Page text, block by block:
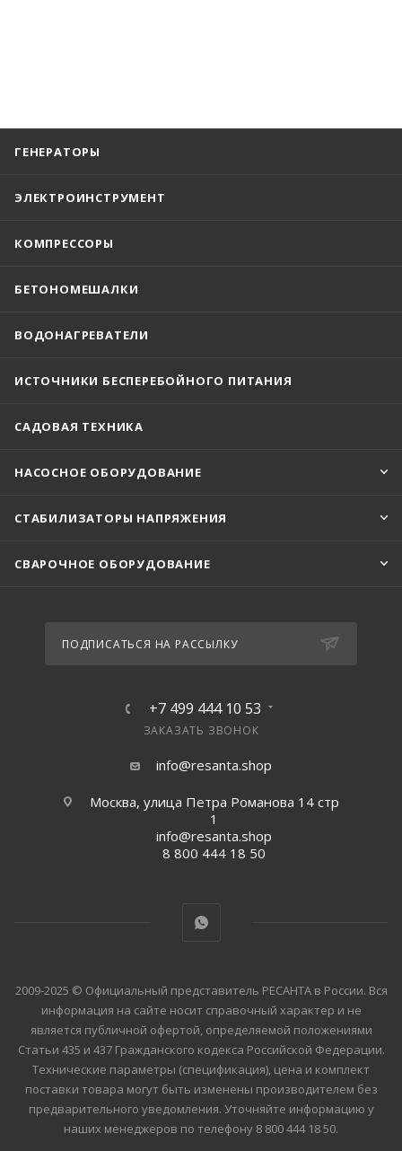
ГЕНЕРАТОРЫ
ЭЛЕКТРОИНСТРУМЕНТ
КОМПРЕССОРЫ
БЕТОНОМЕШАЛКИ
ВОДОНАГРЕВАТЕЛИ
ИСТОЧНИКИ БЕСПЕРЕБОЙНОГО ПИТАНИЯ
САДОВАЯ ТЕХНИКА
НАСОСНОЕ ОБОРУДОВАНИЕ
СТАБИЛИЗАТОРЫ НАПРЯЖЕНИЯ
СВАРОЧНОЕ ОБОРУДОВАНИЕ
ПОДПИСАТЬСЯ НА РАССЫЛКУ
+7 499 444 10 53
ЗАКАЗАТЬ ЗВОНОК
info@resanta.shop
Москва, улица Петра Романова 14 стр
1
info@resanta.shop
8 800 444 18 50
2009-2025 © Официальный представитель РЕСАНТА в России. Вся
информация на сайте носит справочный характер и не
является публичной офертой, определяемой положениями
Статьи 435 и 437 Гражданского кодекса Российской Федерации.
Технические параметры (спецификация), цена и комплект
поставки товара могут быть изменены производителем без
предварительного уведомления. Уточняйте информацию у
наших менеджеров по телефону 8 800 444 18 50.